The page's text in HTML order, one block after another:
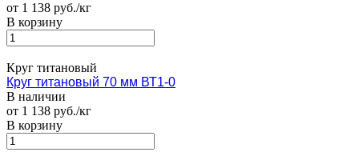
от 1 138 руб./кг
В корзину
Круг титановый
Круг титановый 70 мм ВТ1-0
В наличии
от 1 138 руб./кг
В корзину